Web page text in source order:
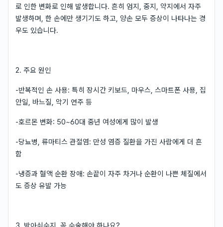
로 인한 변화로 인해 발생합니다. 흔히 엄지, 중지, 약지에서 자주
발생하며, 한 손에만 생기기도 하고, 양손 모두 증상이 나타나는 경
우도 있습니다.
2. 주요 원인
-반복적인 손 사용: 특히 장시간 키보드, 마우스, 스마트폰 사용, 집
안일, 바느질, 악기 연주 등
-호르몬 변화: 50~60대 중년 여성에게 많이 발생
-당뇨병, 류마티스 관절염: 만성 염증 질환을 가진 사람에게 더 흔
함
-냉증과 혈액 순환 장애: 손끝이 자주 차거나 순환이 나쁜 체질에서
도 증상 유발 가능
3. 방아쇠수지, 꼭 수술해야 하나요?